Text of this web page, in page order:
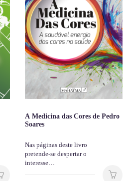
A Medicina das Cores de Pedro
Soares
Nas páginas deste livro
pretende-se despertar o
interesse…